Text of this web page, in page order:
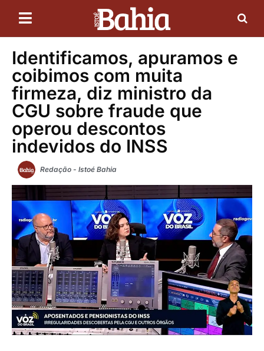
Identificamos, apuramos e
coibimos com muita
firmeza, diz ministro da
CGU sobre fraude que
operou descontos
indevidos do INSS
Redação - Istoé Bahia